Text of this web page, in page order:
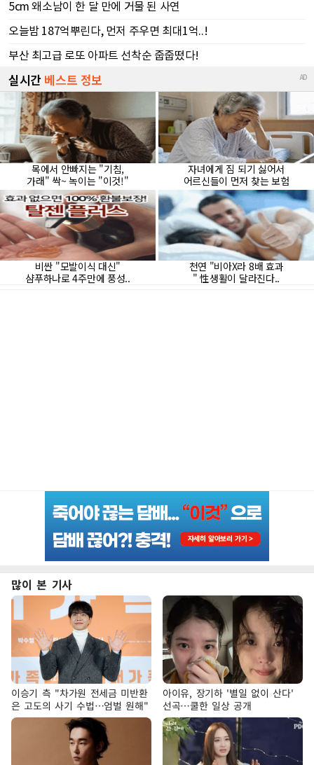
많이 본 기사
이승기 측 "차가원 전세금 미반환
은 고도의 사기 수법…엄벌 원해"
아이유, 장기하 '별일 없이 산다'
선곡…쿨한 일상 공개